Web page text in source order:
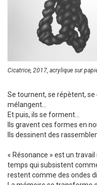
Cicatrice, 2017, acrylique sur
Se tournent, se répètent,
mélangent…
Et puis, ils se forment…
Ils gravent ces formes en
Ils dessinent des
« Résonance » est un
temps qui subsistent
restent comme des ondes